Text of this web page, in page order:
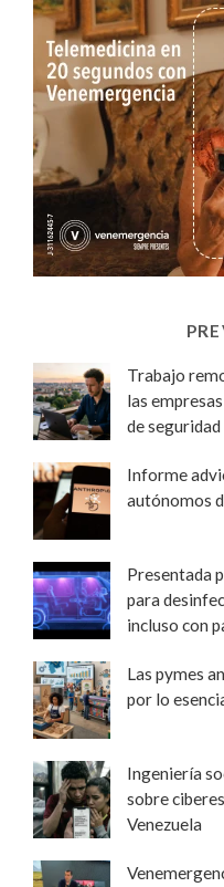
Trabajo
las
de seguridad
Informe
autónomos
Presentada
para
incluso con
Las pymes
por lo
Ingeniería
sobre
Venezuela